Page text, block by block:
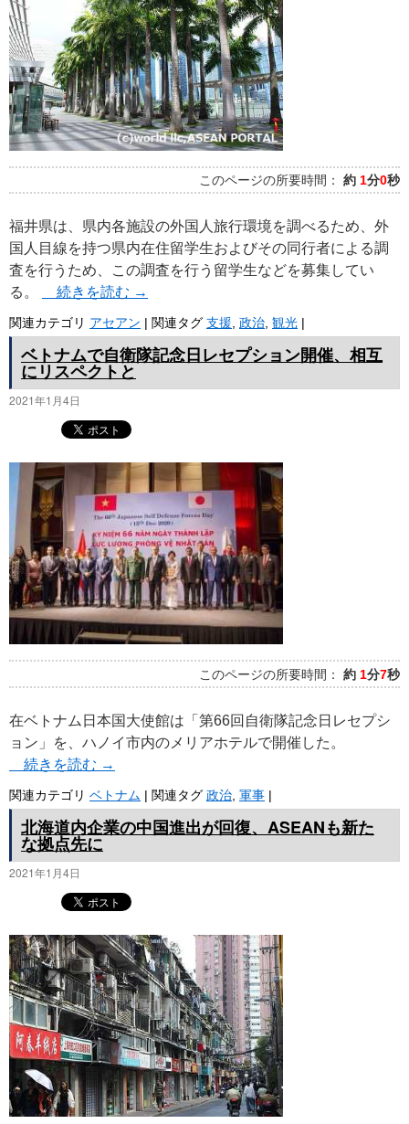
このページの所要時間： 約 1分0秒
福井県は、県内各施設の外国人旅行環境を調べるため、外
国人目線を持つ県内在住留学生およびその同行者による調
査を行うため、この調査を行う留学生などを募集してい
る。
続きを読む →
関連カテゴリ アセアン | 関連タグ 支援, 政治, 観光 |
ベトナムで自衛隊記念日レセプション開催、相互
にリスペクトと
2021年1月4日
このページの所要時間： 約 1分7秒
在ベトナム日本国大使館は「第66回自衛隊記念日レセプシ
ョン」を、ハノイ市内のメリアホテルで開催した。
続きを読む →
関連カテゴリ ベトナム | 関連タグ 政治 軍事 |
北海道内企業の中国進出が回復、ASEANも新た
な拠点先に
2021年1月4日